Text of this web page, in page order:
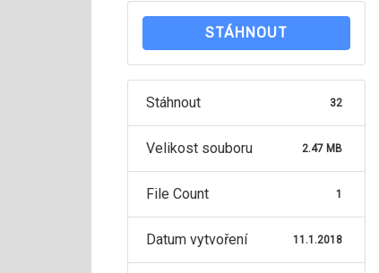
STÁHNOUT
Stáhnout 32
Velikost souboru 2.47 MB
File Count 1
Datum vytvoření 11.1.2018